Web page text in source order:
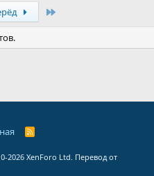
R
2026 XenForo Ltd. Перевод от